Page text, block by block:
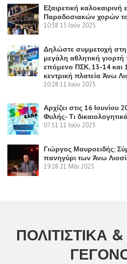
Εξαιρετική
Παραδοσιακών χορών
10:38 15 Ιούν 2025
Δηλώστε συμμετοχή
μεγάλη αθλητική
επόμενο ΠΣΚ, 13-14 και
κεντρική πλατεία Άνω
10:28 11 Ιούν 2025
Αρχίζει στις 16
Φυλής- Τι
07:51 11 Ιούν 2025
Γιώργος Μαυροειδής:
πανηγύρι των Άνω
19:28 21 Μάι 2025
ΠΟΛΙΤΙΣΤΙΚΆ